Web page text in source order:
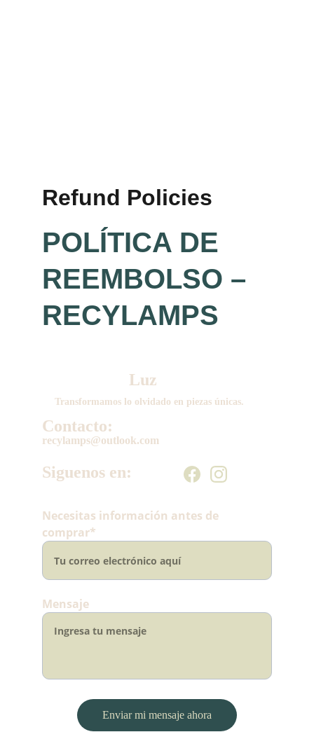
Refund Policies
POLÍTICA DE
REEMBOLSO –
RECYLAMPS
Transformamos lo olvidado en piezas únicas.
recylamps@outlook.com
Necesitas información antes de
comprar*
Mensaje
Enviar mi mensaje ahora
Luz
Siguenos en:
Contacto: